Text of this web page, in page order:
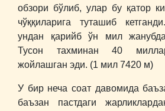
обзори бўлиб, улар бу қатор
чўққиларига туташиб
ундан қарийб ўн мил
Тусон тахминан 40
жойлашган эди. (1 мил 7420 м)
У бир неча соат давомида
баъзан пастдаги